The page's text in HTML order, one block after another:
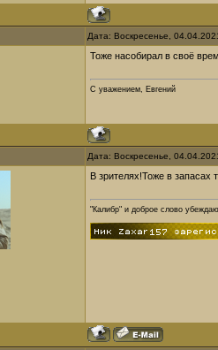
Дата: Воскресенье,
Тоже насобирал в своё
С уважением, Евгений
Дата: Воскресенье,
В зрителях!Тоже в запасах
"Калибр" и доброе слово